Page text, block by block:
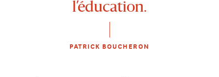
l’éducation.
PATRICK BOUCHERON